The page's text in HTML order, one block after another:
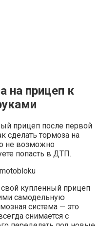
на прицеп к
прицеп после первой
сделать тормоза на
не возможно
попасть в ДТП.
свой купленный прицеп
самодельную
система — это
снимается с